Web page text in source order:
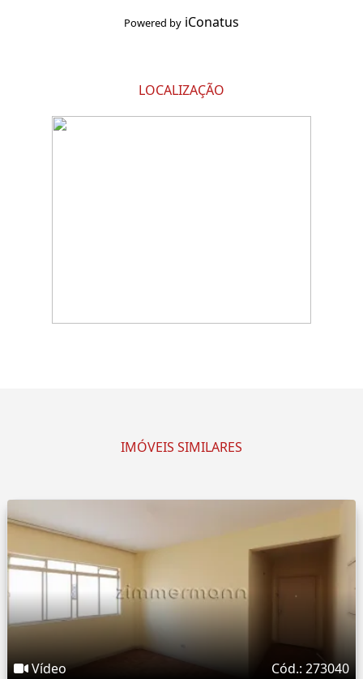
Powered by iConatus
LOCALIZAÇÃO
IMÓVEIS SIMILARES
Vídeo Cód.: 273040